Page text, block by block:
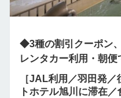
◆3種の割引クーポン
レンタカー利用・朝
［JAL利用／羽田発
トホテル旭川に滞在